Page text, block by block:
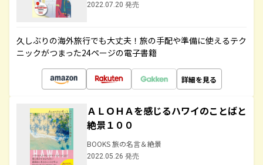
2022.07.20 発売
久しぶりの海外旅行でも大丈夫！旅の手配や準備に使えるテク
ニックがつまった24ページの電子書籍
詳細を見る
ＡＬＯＨＡを感じるハワイのことばと
絶景１００
BOOKS 旅の名言＆絶景
2022.05.26 発売